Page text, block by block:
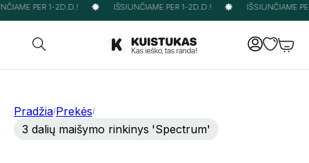
PER 1-2D.D.! IŠSIUNČIAME PER 1-2D.D.! IŠSIUNČIAME
Pradžia/Prekės/
3 dalių maišymo rinkinys 'Spectrum'